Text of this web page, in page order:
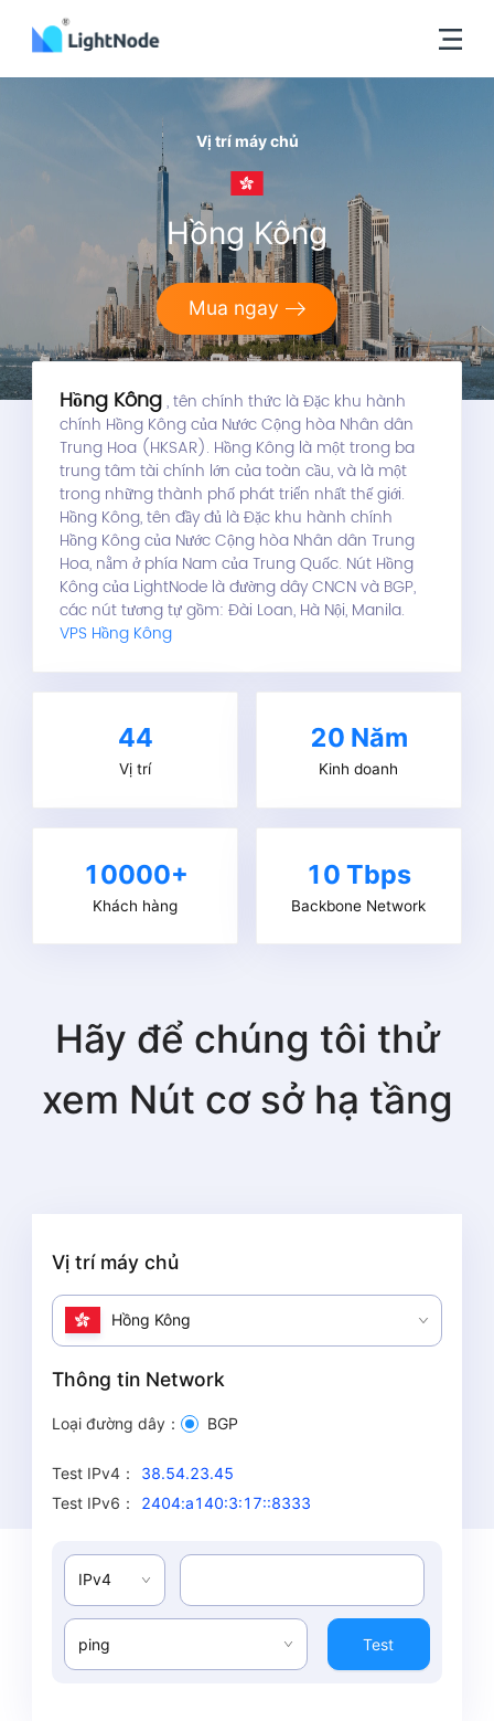
Vị trí máy chủ
Hồng Kông
Mua ngay
Hồng Kông, tên chính thức là Đặc khu hành
chính Hồng Kông của Nước Cộng hòa Nhân dân
Trung Hoa (HKSAR). Hồng Kông là một trong ba
trung tâm tài chính lớn của toàn cầu, và là một
trong những thành phố phát triển nhất thế giới.
Hồng Kông, tên đầy đủ là Đặc khu hành chính
Hồng Kông của Nước Cộng hòa Nhân dân Trung
Hoa, nằm ở phía Nam của Trung Quốc. Nút Hồng
Kông của LightNode là đường dây CNCN và BGP,
các nút tương tự gồm: Đài Loan, Hà Nội, Manila.
VPS Hồng Kông
44
Vị trí
20 Năm
Kinh doanh
10000+
Khách hàng
10 Tbps
Backbone Network
Hãy để chúng tôi thử
xem Nút cơ sở hạ tầng
Vị trí máy chủ
Hồng Kông
Thông tin Network
Loại đường dây： BGP
Test IPv4：
38.54.23.45
Test IPv6 ： 2404:a140:3:17::8333
IPv4
ping Test